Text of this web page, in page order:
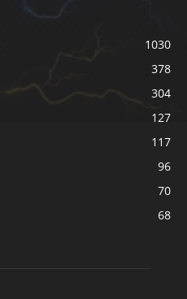
1030
378
304
127
117
96
70
68